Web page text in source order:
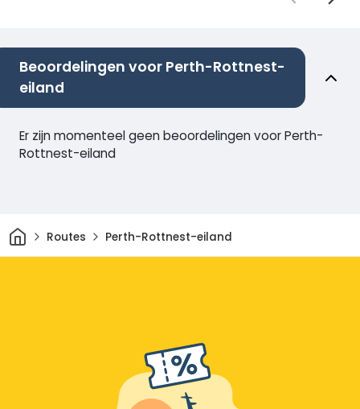
Beoordelingen voor Perth-Rottnest-
eiland
Er zijn momenteel geen beoordelingen voor Perth-
Rottnest-eiland
ThuisRoutes Perth-Rottnest-eiland